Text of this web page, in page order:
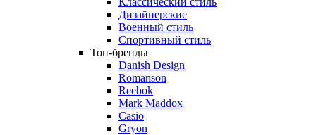
Дизайнерские
Военный стиль
Спортивный стиль
Топ-бренды
Danish Design
Romanson
Reebok
Mark Maddox
Casio
Gryon